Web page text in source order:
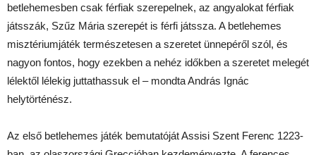
betlehemesben csak férfiak szerepelnek, az angyalokat férfiak
játsszák, Szűz Mária szerepét is férfi játssza. A betlehemes
misztériumjáték természetesen a szeretet ünnepéről szól, és
nagyon fontos, hogy ezekben a nehéz időkben a szeretet melegét
lélektől lélekig juttathassuk el – mondta András Ignác
helytörténész.
Az első betlehemes játék bemutatóját Assisi Szent Ferenc 1223-